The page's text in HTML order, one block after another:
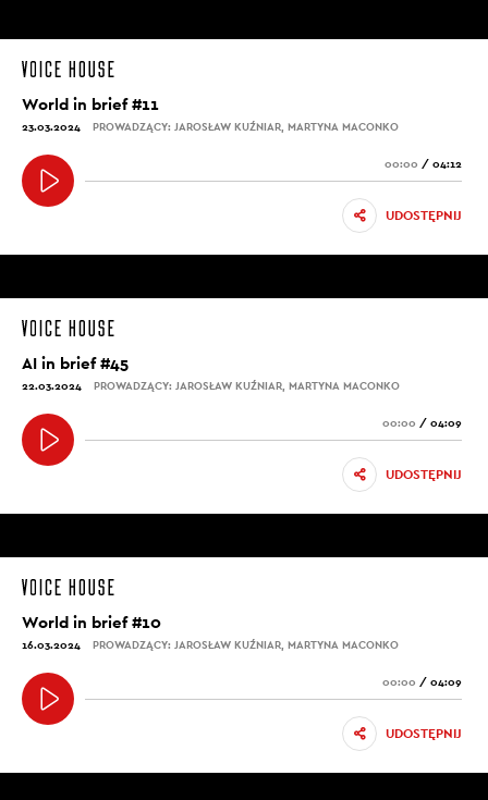
World in brief #11
23.03.2024 PROWADZĄCY: JAROSŁAW KUŹNIAR, MARTYNA MACONKO
00:00 / 04:12
UDOSTĘPNIJ
AI in brief #45
22.03.2024 PROWADZĄCY: JAROSŁAW KUŹNIAR, MARTYNA MACONKO
00:00 / 04:09
UDOSTĘPNIJ
World in brief #10
16.03.2024 PROWADZĄCY: JAROSŁAW KUŹNIAR, MARTYNA MACONKO
00:00 / 04:09
UDOSTĘPNIJ